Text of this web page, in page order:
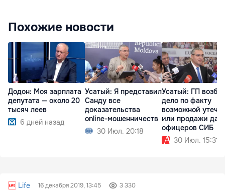
Похожие новости
Додон: Моя зарплата
депутата — около 20
тысяч леев
6 дней назад
Усатый: Я представил
Санду все
доказательства
online-мошенничеств
30 Июл. 20:18
Усатый: ГП
дело по факту
возможной
или продажи
офицеров СИБ
30 Июл. 15:31
Life 16 декабря 2019, 13:45 3 330